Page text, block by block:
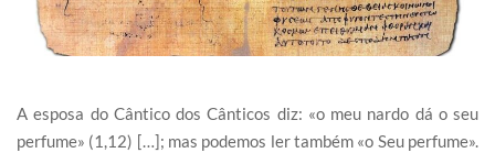
A esposa do Cântico dos Cânticos diz: «o meu nardo dá o seu
perfume» (1,12) […]; mas podemos ler também «o Seu perfume».